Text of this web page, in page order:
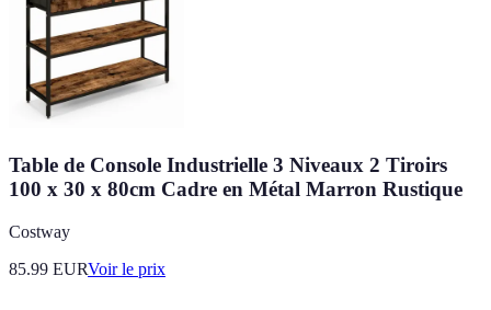
Table de Console Industrielle 3 Niveaux 2 Tiroirs
100 x 30 x 80cm Cadre en Métal Marron Rustique
Costway
85.99 EURVoir le prix